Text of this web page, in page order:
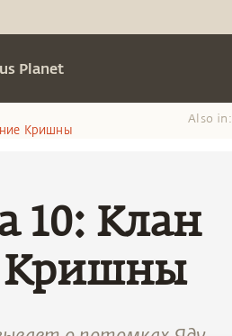
Planet
Кришны
Also in:
10: Клан
Кришны